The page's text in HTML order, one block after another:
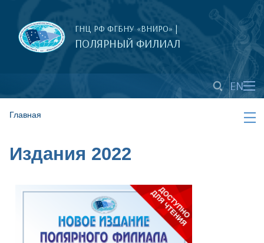
ГНЦ РФ ФГБНУ «ВНИРО» |
ПОЛЯРНЫЙ ФИЛИАЛ
EN
Главная
Издания 2022